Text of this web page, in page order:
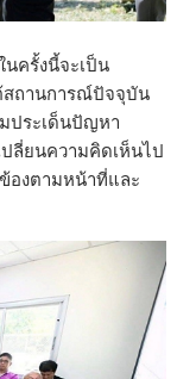
ครั้งนี้จะเป็น
สถานการณ์ปัจจุบัน
ประเด็นปัญหา
ลี่ยนความคิดเห็นไป
องตามหน้าที่และ